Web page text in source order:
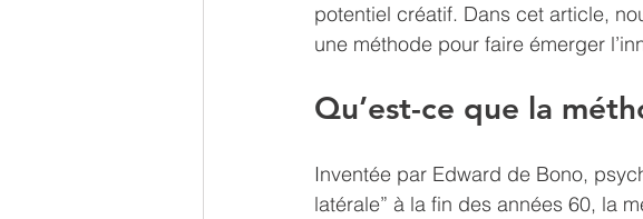
potentiel créatif. Dans cet article,
une méthode pour faire émerger
Qu’est-ce que la
Inventée par Edward de Bono,
latérale” à la fin des années 60, la